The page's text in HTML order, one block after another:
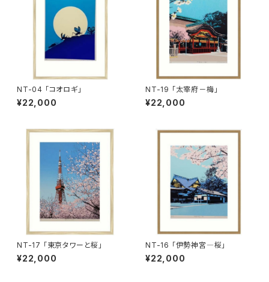
NT-04 「コオロギ」
¥22,000
NT-19 「太宰府－梅」
¥22,000
NT-17 「東京タワーと桜」
¥22,000
NT-16 「伊勢神宮―桜」
¥22,000